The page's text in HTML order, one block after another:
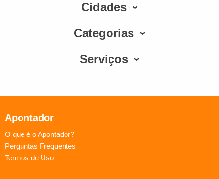
Cidades
Categorias
Serviços
Apontador
O que é o Apontador?
Perguntas Frequentes
Termos de Uso